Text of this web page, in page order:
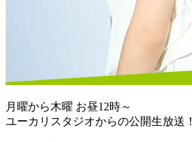
月曜から木曜 お昼12時～
ユーカリスタジオからの公開生放送！